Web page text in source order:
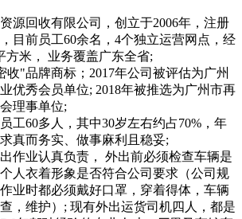
源回收有限公司，创立于2006年，注册
目前员工60余名，4个独立运营网点，经
方米， 业务覆盖广东全省;
收"品牌商标；2017年公司被评估为广州
优秀会员单位; 2018年被推选为广州市再
理事单位;
工60多人，其中30岁左右约占70%，年
真而务实、做事麻利且稳妥;
作业认真负责， 外出前必须检查车辆是
人衣着形象是否符合公司要求（公司规
业时都必须戴好口罩，穿着得体，车辆
，维护）; 现有外出运货司机四人，都是